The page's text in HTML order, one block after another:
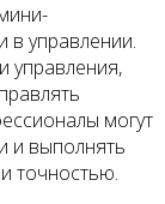
в управлении.
управления,
могут
и выполнять
точностью.